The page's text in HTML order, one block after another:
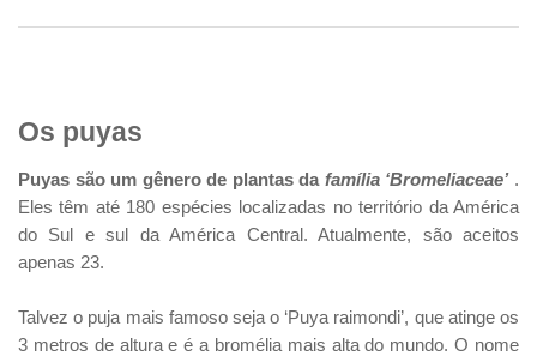
Os puyas
Puyas são um gênero de plantas da família ‘Bromeliaceae’.
Eles têm até 180 espécies localizadas no território da América
do Sul e sul da América Central. Atualmente, são aceitos
apenas 23.
Talvez o puja mais famoso seja o ‘Puya raimondi’, que atinge os
3 metros de altura e é a bromélia mais alta do mundo. O nome